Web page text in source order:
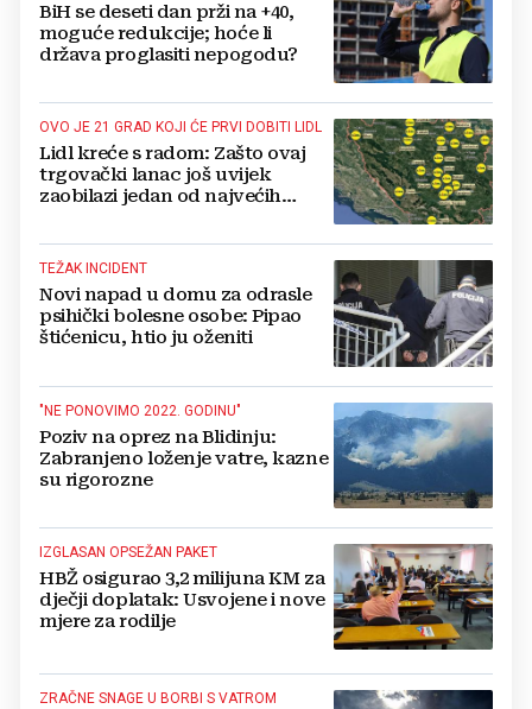
BiH se deseti dan prži na +40,
moguće redukcije; hoće li
država proglasiti nepogodu?
OVO JE 21 GRAD KOJI ĆE PRVI DOBITI LIDL
Lidl kreće s radom: Zašto ovaj
trgovački lanac još uvijek
zaobilazi jedan od najvećih
TEŽAK INCIDENT
Novi napad u domu za odrasle
psihički bolesne osobe: Pipao
štićenicu, htio ju oženiti
"NE PONOVIMO 2022. GODINU"
Poziv na oprez na Blidinju:
Zabranjeno loženje vatre, kazne
su rigorozne
IZGLASAN OPSEŽAN PAKET
HBŽ osigurao 3,2 milijuna KM za
dječji doplatak: Usvojene i nove
mjere za rodilje
ZRAČNE SNAGE U BORBI S VATROM